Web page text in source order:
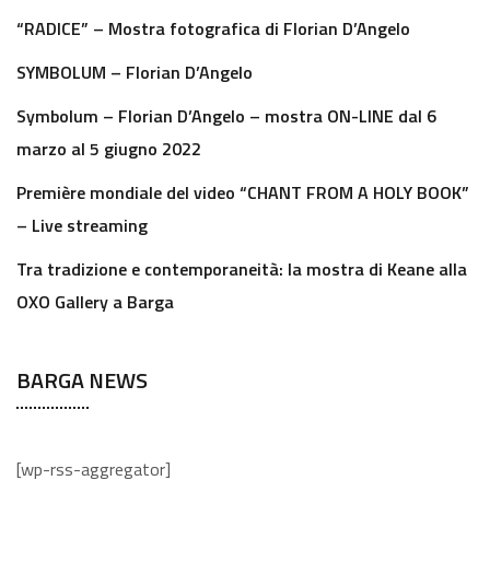
“RADICE” – Mostra fotografica di Florian D’Angelo
SYMBOLUM – Florian D’Angelo
Symbolum – Florian D’Angelo – mostra ON-LINE dal 6
marzo al 5 giugno 2022
Première mondiale del video “CHANT FROM A HOLY BOOK”
– Live streaming
Tra tradizione e contemporaneità: la mostra di Keane alla
OXO Gallery a Barga
BARGA NEWS
[wp-rss-aggregator]